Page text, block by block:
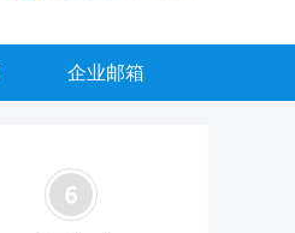
企业邮箱